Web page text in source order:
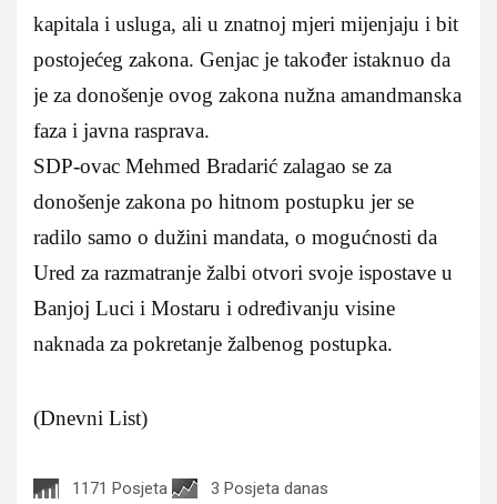
kapitala i usluga, ali u znatnoj mjeri mijenjaju i bit
postojećeg zakona. Genjac je također istaknuo da
je za donošenje ovog zakona nužna amandmanska
faza i javna rasprava.
SDP-ovac Mehmed Bradarić zalagao se za
donošenje zakona po hitnom postupku jer se
radilo samo o dužini mandata, o mogućnosti da
Ured za razmatranje žalbi otvori svoje ispostave u
Banjoj Luci i Mostaru i određivanju visine
naknada za pokretanje žalbenog postupka.
(Dnevni List)
1171 Posjeta 3 Posjeta danas